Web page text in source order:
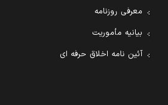
معرفی روزنامه
بیانیه مأموریت
آئین نامه اخلاق حرفه ای